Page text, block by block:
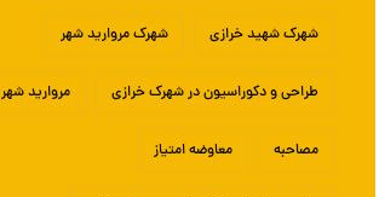
شهرک شهید خرازی شهرک مروارید شهر
طراحی و دکوراسیون در شهرک خرازی مروارید شهر
مصاحبه معاوضه امتیاز